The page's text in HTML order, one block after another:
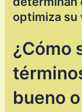
optimiza su
¿Cómo
bueno